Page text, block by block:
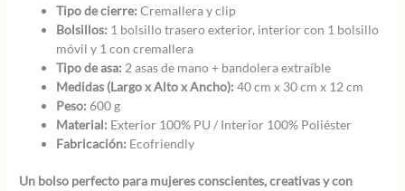
Tipo de cierre: Cremallera y clip
Bolsillos: 1 bolsillo trasero exterior, interior con 1 bolsillo
móvil y 1 con cremallera
Tipo de asa: 2 asas de mano + bandolera extraíble
Medidas (Largo x Alto x Ancho): 40 cm x 30 cm x 12 cm
Peso: 600 g
Material: Exterior 100% PU / Interior 100% Poliéster
Fabricación: Ecofriendly
Un bolso perfecto para mujeres conscientes, creativas y con